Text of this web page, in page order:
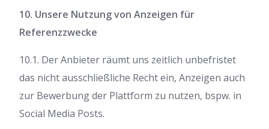
10. Unsere Nutzung von Anzeigen für
Referenzzwecke
10.1. Der Anbieter räumt uns zeitlich unbefristet
das nicht ausschließliche Recht ein, Anzeigen auch
zur Bewerbung der Plattform zu nutzen, bspw. in
Social Media Posts.